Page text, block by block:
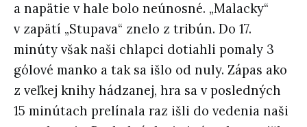
a napätie v hale bolo neúnosné. „Malacky“
v zapätí „Stupava“ znelo z tribún. Do 17.
minúty však naši chlapci dotiahli pomaly 3
gólové manko a tak sa išlo od nuly. Zápas ako
z veľkej knihy hádzanej, hra sa v posledných
15 minútach prelínala raz išli do vedenia naši